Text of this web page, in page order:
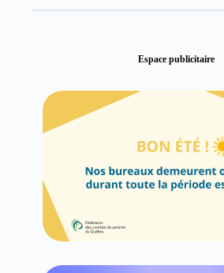
Espace publicitaire